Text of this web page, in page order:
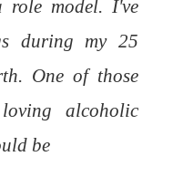
role model. I've
during my 25
One of those
alcoholic
be